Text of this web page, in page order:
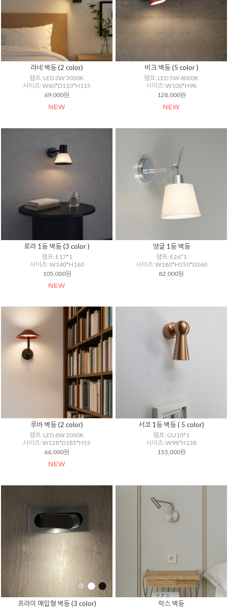
라네 벽등 (2 color)
램프: LED 3W 3000K
사이즈: W60*D110*H115
69,000원
비크 벽등 (5 color )
램프: LED 5W 4000K
사이즈: W100*H98
128,000원
로라 1등 벽등 (3 color )
램프: E17*1
사이즈: W140*H160
105,000원
앵글 1등 벽등
램프: E26*1
사이즈: W180*H350*D360
82,000원
루바 벽등 (2 color)
램프: LED 6W 3000K
사이즈: W128*D185*H55
66,000원
서코 1등 벽등 ( 5 color)
램프: GU10*1
사이즈: W98*H138
153,000원
프라이 매입형 벽등 (3 color) 럭스 벽등